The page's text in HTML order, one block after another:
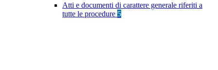
Atti e documenti di carattere generale riferiti a
tutte le procedure 5